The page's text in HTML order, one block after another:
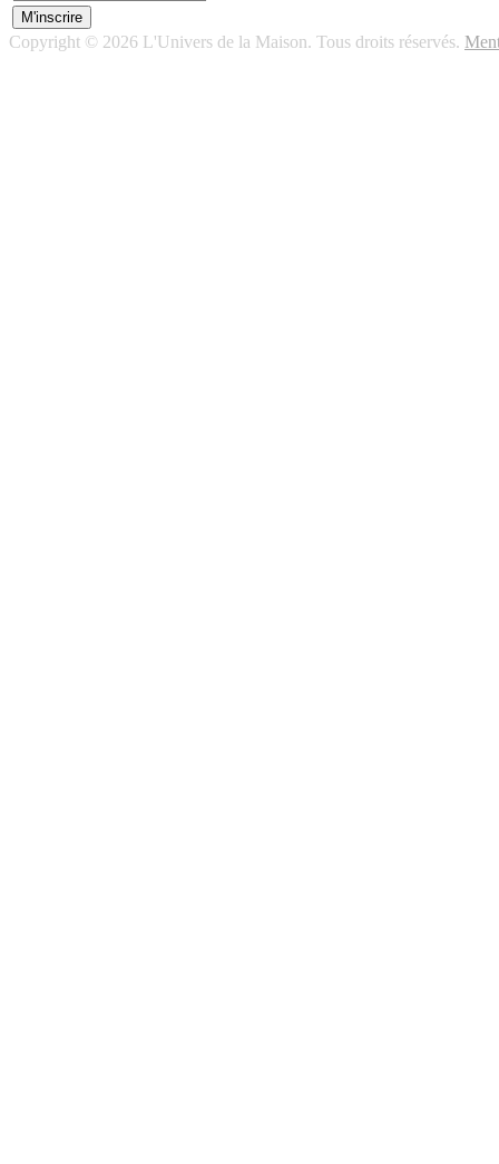
Copyright © 2026 L'Univers de la Maison. Tous droits réservés.